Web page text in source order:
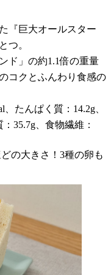
『巨大オールスター
つ。
ド」の約1.1倍の重量
コクとふんわり食感の
たんぱく質：14.2g、
35.7g、食物繊維：
の大きさ！3種の卵も